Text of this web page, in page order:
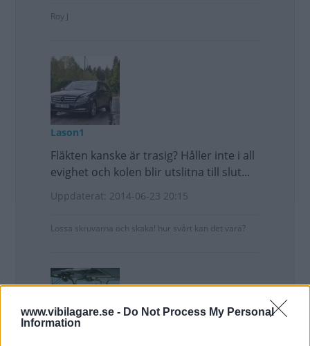
www.vibilagare.se - Do Not Process My Personal
Information
Roy J
Lason1
Fläkten kanske är trasig? Håller inte i all
evighet och kolen blir utslitna till slut...
Uppdaterat: 2014-06-23 20:15
Lossa skruvarna och skaka! hur svårt kan det vara?